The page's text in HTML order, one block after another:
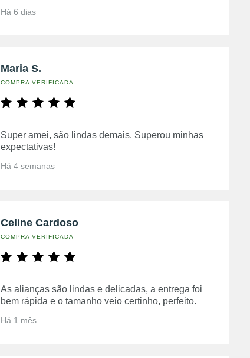
Há 6 dias
Maria S.
COMPRA VERIFICADA
Super amei, são lindas demais. Superou minhas
expectativas!
Há 4 semanas
Celine Cardoso
COMPRA VERIFICADA
As alianças são lindas e delicadas, a entrega foi
bem rápida e o tamanho veio certinho, perfeito.
Há 1 mês